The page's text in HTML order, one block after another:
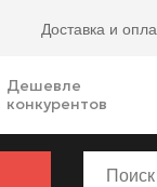
Доставка и
Дешевле
конкурентов